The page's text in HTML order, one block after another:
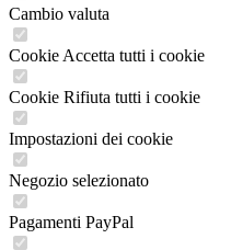
Cambio valuta
Cookie Accetta tutti i cookie
Cookie Rifiuta tutti i cookie
Impostazioni dei cookie
Negozio selezionato
Pagamenti PayPal